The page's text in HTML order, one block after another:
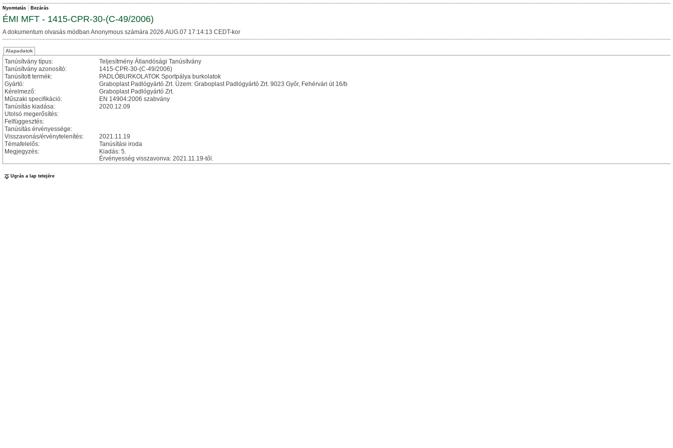
Nyomtatás Bezárás
ÉMI MFT - 1415-CPR-30-(C-49/2006)
A dokumentum olvasás módban Anonymous számára 2026.AUG.07 17:14:13 CEDT-kor
Alapadatok
Tanúsítvány típus:
Teljesítmény Állandósági Tanúsítvány
Tanúsítvány azonosító:
1415-CPR-30-(C-49/2006)
Tanúsított termék:
PADLÓBURKOLATOK Sportpálya burkolatok
Gyártó:
Graboplast Padlógyártó Zrt. Üzem: Graboplast Padlógyártó Zrt. 9023 Győr, Fehérvári út 16/b
Kérelmező:
Graboplast Padlógyártó Zrt.
Műszaki specifikáció:
EN 14904:2006 szabvány
Tanúsítás kiadása:
2020.12.09
Utolsó megerősítés:
Felfüggesztés:
Tanúsítás érvényessége:
Visszavonás/érvénytelenítés:
2021.11.19
Témafelelős:
Tanúsítási iroda
Megjegyzés:
Kiadás: 5.
Érvényesség visszavonva: 2021.11.19-től.
Ugrás a lap tetejére